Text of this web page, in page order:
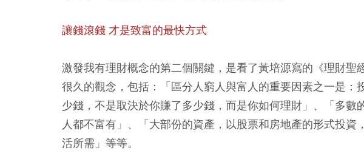
讓錢滾錢 才是致富的最快方式
激發我有理財概念的第二個關鍵，是看了黃培源寫的《理財聖
很久的觀念，包括：「區分人窮人與富人的重要因素之一是：
少錢，不是取決於你賺了多少錢，而是你如何理財」、「多數
人都不富有」、「大部份的資產，以股票和房地產的形式投資
活所需」等等。